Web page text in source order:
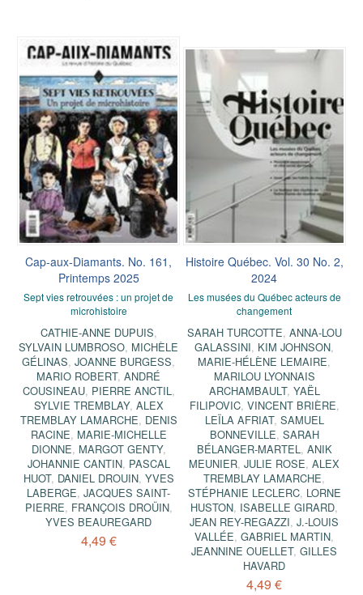
Cap-aux-Diamants. No. 161,
Printemps 2025
Sept vies retrouvées : un projet de
microhistoire
CATHIE-ANNE DUPUIS,
SYLVAIN LUMBROSO, MICHÈLE
GÉLINAS,JOANNE BURGESS,
MARIO ROBERT,ANDRÉ
COUSINEAU, PIERRE ANCTIL,
SYLVIE TREMBLAY, ALEX
TREMBLAY LAMARCHE, DENIS
RACINE, MARIE-MICHELLE
DIONNE, MARGOT GENTY,
JOHANNIE CANTIN, PASCAL
HUOT, DANIEL DROUIN, YVES
LABERGE,JACQUES SAINT-
PIERRE, FRANÇOIS DROÜIN,
YVES BEAUREGARD
4,49 €
Histoire Québec. Vol. 30 No. 2,
2024
Les musées du Québec acteurs de
changement
SARAH TURCOTTE, ANNA-LOU
GALASSINI, KIM JOHNSON,
MARIE-HÉLÈNE LEMAIRE,
MARILOU LYONNAIS
ARCHAMBAULT, YAËL
FILIPOVIC, VINCENT BRIÈRE,
LEÏLA AFRIAT, SAMUEL
BONNEVILLE, SARAH
BÉLANGER-MARTEL, ANIK
MEUNIER,JULIE ROSE,ALEX
TREMBLAY LAMARCHE,
STÉPHANIE LECLERC, LORNE
HUSTON, ISABELLE GIRARD,
JEAN REY-REGAZZI,J.-LOUIS
VALLÉE,GABRIEL MARTIN,
JEANNINE OUELLET,GILLES
HAVARD
4,49 €